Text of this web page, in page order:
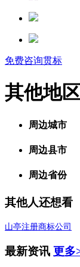
免费咨询贯标
其他地
周边城市
周边县市
周边省份
其他人还想看
山亭注册商标公司
最新资讯 更多